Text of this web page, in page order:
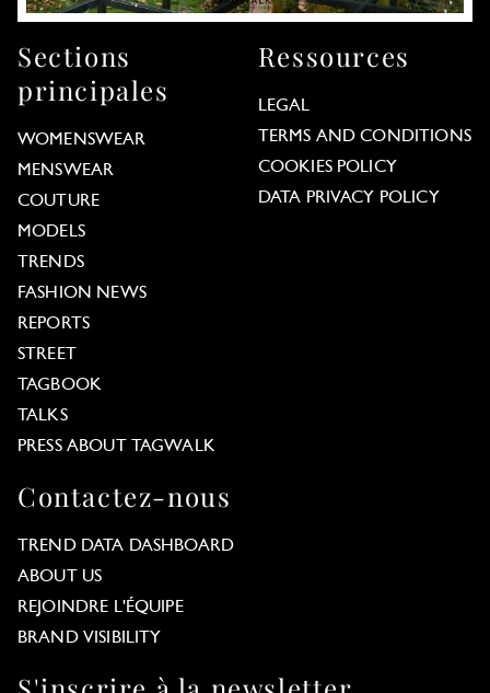
Sections
principales
WOMENSWEAR
MENSWEAR
COUTURE
MODELS
TRENDS
FASHION NEWS
REPORTS
STREET
TAGBOOK
TALKS
PRESS ABOUT TAGWALK
Ressources
LEGAL
TERMS AND CONDITIONS
COOKIES POLICY
DATA PRIVACY POLICY
Contactez-nous
TREND DATA DASHBOARD
ABOUT US
REJOINDRE L'ÉQUIPE
BRAND VISIBILITY